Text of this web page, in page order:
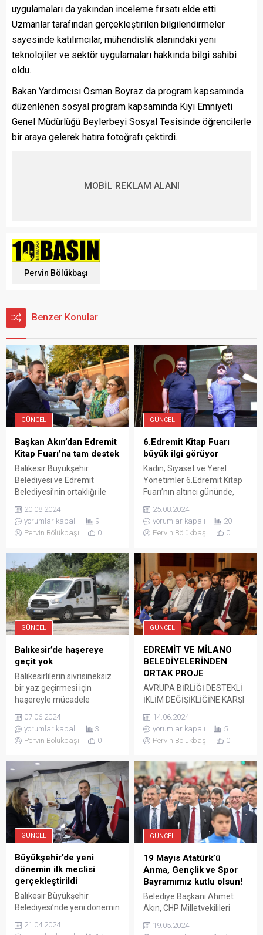
uygulamaları da yakından inceleme fırsatı elde etti.
Uzmanlar tarafından gerçekleştirilen bilgilendirmeler
sayesinde katılımcılar, mühendislik alanındaki yeni
teknolojiler ve sektör uygulamaları hakkında bilgi sahibi
oldu.
Bakan Yardımcısı Osman Boyraz da program kapsamında
düzenlenen sosyal program kapsamında Kıyı Emniyeti
Genel Müdürlüğü Beylerbeyi Sosyal Tesisinde öğrencilerle
bir araya gelerek hatıra fotoğrafı çektirdi.
MOBİL REKLAM ALANI
Pervin Bölükbaşı
Benzer Konular
GÜNCEL
Başkan Akın’dan Edremit
Kitap Fuarı’na tam destek
Balıkesir Büyükşehir
Belediyesi ve Edremit
Belediyesi’nin ortaklığı ile
Gölgesinde Kitap’ temasıyla
gerçekleştirilen 6. Edremit
Kitap Fuarı kitapseverlerle
günleri arasında 7 gün
boyunca devam edecek
olan fuarda Prof. Dr. İlber
Ortaylı’ya , ‘Yaşam Boyu
Onur Ödülü’ takdim edildi.
Büyükşehir Belediyesi ve
Edremit Belediyesi’nin bu
yıl...
20.08.2024
yorumlar kapalı
9
Pervin Bölükbaşı
0
GÜNCEL
6.Edremit Kitap Fuarı
büyük ilgi görüyor
Kadın, Siyaset ve Yerel
Yönetimler 6.Edremit Kitap
Fuarı’nın altıncı gününde,
Sema Bodur ve Cumhuriyet
Halk Partisi’nin ilk kadın
Genel Başkanı, Hacı Bektaşi
sahibi Yazar Yaşar Seyman,
“Kadın, Siyaset ve Yerel
Yönetimler” konulu bir panel
düzenledi. Eğitimci Ayşe
GürOcak’ın
moderatörlüğünde
gerçekleşen panelde,
Bodur...
25.08.2024
yorumlar kapalı
20
Pervin Bölükbaşı
0
GÜNCEL
Balıkesir’de haşereye
geçit yok
Balıkesirlilerin sivrisineksiz
bir yaz geçirmesi için
haşereyle mücadele
Büyükşehir Belediyesi, 20
ilçede ilaçlama işlemlerine
tam gaz devam ediyor.
Belediyesi Çevre Koruma ve
Kontrol Dairesi Başkanlığı,
ilçe belediyeleriyle birlikte
şehrin dört bir yanında
koordineli bir şekilde
haşereyle mücadele
faaliyetlerine devam ediyor.
Haşereyle mücadele
kapsamında Büyükşehir
Belediyesi ekipleri,...
07.06.2024
yorumlar kapalı
3
Pervin Bölükbaşı
0
GÜNCEL
EDREMİT VE MİLANO
BELEDİYELERİNDEN
ORTAK PROJE
AVRUPA BİRLİĞİ DESTEKLİ
İKLİM DEĞİŞİKLİĞİNE KARŞI
ORTAK PROJE Türkiye
Belediyeler Birliği’nin (TBB)
ana faydalanıcı olduğu
Avrupa Birliği (AB)
“Türkiye ve AB Arasında
Şehir Eşleştirme-II: Yeşil Bir
Gelecek için Eşleştirme Hibe
Programı” kapsamında,
Edremit Belediyesi’nin
Milano Belediyesi, Milano
Üniversitesi ve İtalyan
Legambiente Vakfı ile
işbirliği yaparak
gerçekleştirdiği “Gençlik...
14.06.2024
yorumlar kapalı
5
Pervin Bölükbaşı
0
GÜNCEL
Büyükşehir’de yeni
dönemin ilk meclisi
gerçekleştirildi
Balıkesir Büyükşehir
Belediyesi’nde yeni dönemin
ilk Meclis toplantısı
gerçekleştirildi. Büyükşehir
21.04.2024
GÜNCEL
19 Mayıs Atatürk’ü
Anma, Gençlik ve Spor
Bayramımız kutlu olsun!
Belediye Başkanı Ahmet
Akın, CHP Milletvekilileri
Başkanı Erden Köybaşı
19.05.2024